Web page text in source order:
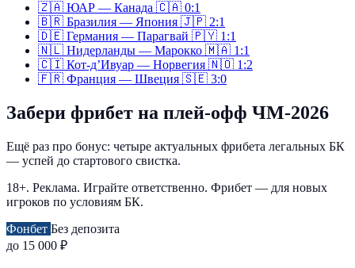
🇿🇦 ЮАР — Канада 🇨🇦 0:1
🇧🇷 Бразилия — Япония 🇯🇵 2:1
🇩🇪 Германия — Парагвай 🇵🇾 1:1
🇳🇱 Нидерланды — Марокко 🇲🇦 1:1
🇨🇮 Кот-д’Ивуар — Норвегия 🇳🇴 1:2
🇫🇷 Франция — Швеция 🇸🇪 3:0
Забери фрибет на плей-офф ЧМ-2026
Ещё раз про бонус: четыре актуальных фрибета легальных БК
— успей до стартового свистка.
18+. Реклама. Играйте ответственно. Фрибет — для новых
игроков по условиям БК.
Фонбет Без депозита
до 15 000 ₽